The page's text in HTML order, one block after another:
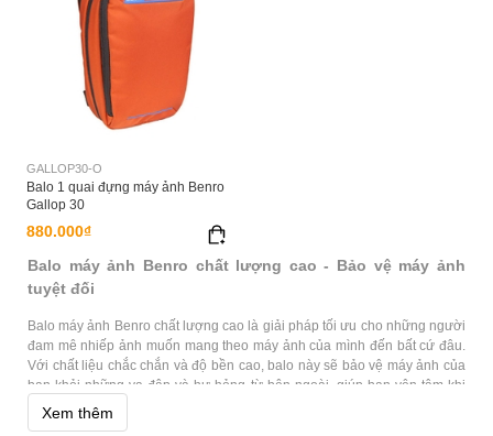
GALLOP30-O
Balo 1 quai đựng máy ảnh Benro
Gallop 30
880.000₫
Balo máy ảnh Benro chất lượng cao - Bảo vệ máy ảnh
tuyệt đối
Balo máy ảnh Benro chất lượng cao là giải pháp tối ưu cho những người
đam mê nhiếp ảnh muốn mang theo máy ảnh của mình đến bất cứ đâu.
Với chất liệu chắc chắn và độ bền cao, balo này sẽ bảo vệ máy ảnh của
bạn khỏi những va đập và hư hỏng từ bên ngoài, giúp bạn yên tâm khi
mang theo thiết bị của mình khi đi du lịch, chụp ảnh ngoài trời hay trong
các hoạt động thể thao.
Xem thêm